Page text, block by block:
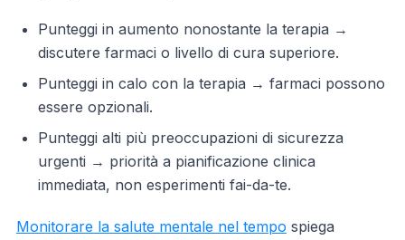
Punteggi in aumento nonostante la terapia →
discutere farmaci o livello di cura superiore.
Punteggi in calo con la terapia → farmaci possono
essere opzionali.
Punteggi alti più preoccupazioni di sicurezza
urgenti → priorità a pianificazione clinica
immediata, non esperimenti fai-da-te.
Monitorare la salute mentale nel tempo spiega